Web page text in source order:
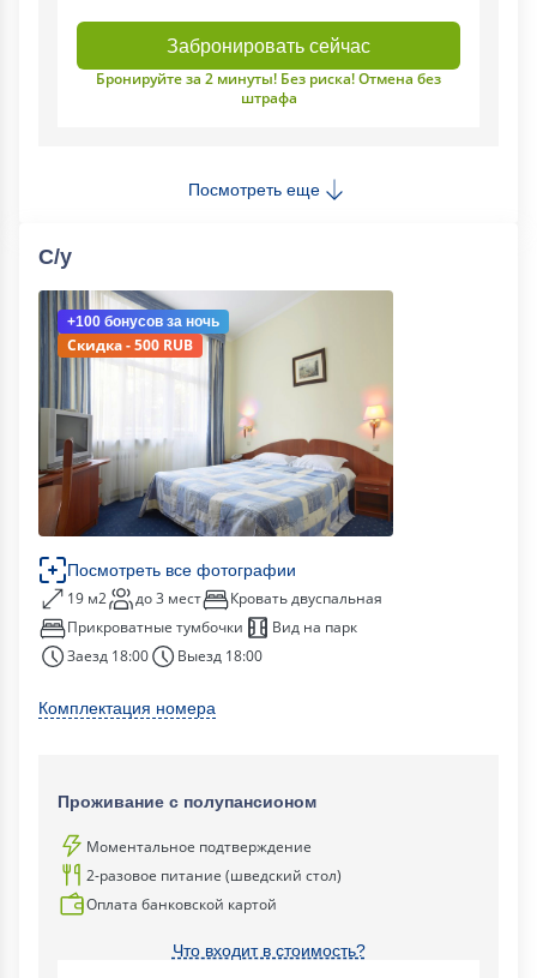
Забронировать сейчас
Бронируйте за 2 минуты! Без риска! Отмена без
штрафа
Посмотреть еще
С/у
+100 бонусов за ночь
Скидка - 500 RUB
Посмотреть все фотографии
19 м2 до 3 мест
Кровать двуспальная
Прикроватные тумбочки
Вид на парк
Заезд 18:00
Выезд 18:00
Комплектация номера
Проживание с полупансионом
Моментальное подтверждение
2-разовое питание (шведский стол)
Оплата банковской картой
Что входит в стоимость?